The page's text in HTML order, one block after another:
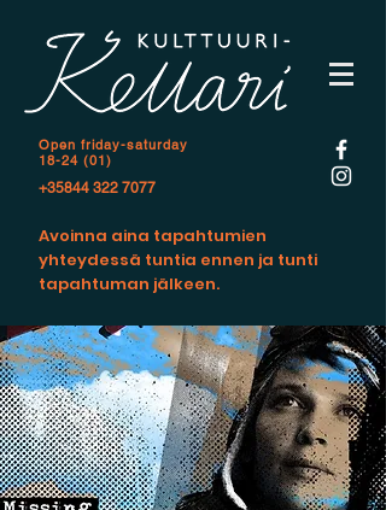
Open friday-saturday
18-24 (01)
+35844 322 7077
Avoinna aina tapahtumien
yhteydessä tuntia ennen ja tunti
tapahtuman jälkeen.